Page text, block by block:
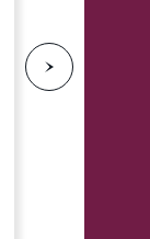
N
e
s
t
e
s
i
d
e